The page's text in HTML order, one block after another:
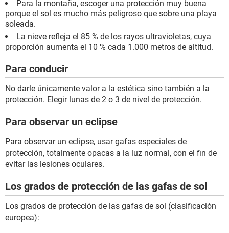
Para la montaña, escoger una protección muy buena
porque el sol es mucho más peligroso que sobre una playa
soleada.
La nieve refleja el 85 % de los rayos ultravioletas, cuya
proporción aumenta el 10 % cada 1.000 metros de altitud.
Para conducir
No darle únicamente valor a la estética sino también a la
protección. Elegir lunas de 2 o 3 de nivel de protección.
Para observar un eclipse
Para observar un eclipse, usar gafas especiales de
protección, totalmente opacas a la luz normal, con el fin de
evitar las lesiones oculares.
Los grados de protección de las gafas de sol
Los grados de protección de las gafas de sol (clasificación
europea):